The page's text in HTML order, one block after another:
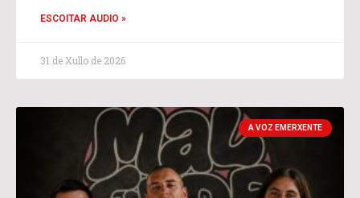
ESCOITAR AUDIO »
31 de Xullo de 2026
A VOZ EMERXENTE